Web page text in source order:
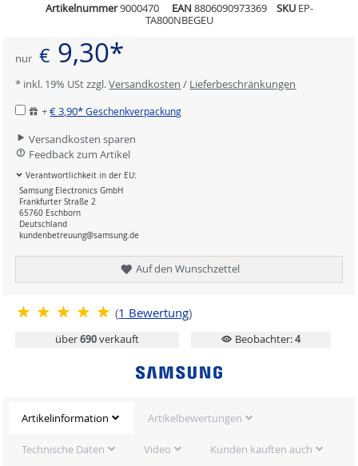
Artikelnummer9000470 EAN 8806090973369 SKU EP-
TA800NBEGEU
nur € 9,30*
* inkl. 19% USt zzgl.Versandkosten / Lieferbeschränkungen
+€ 3,90*Geschenkverpackung
Versandkosten sparen
Feedback zum Artikel
Verantwortlichkeit in der EU:
Samsung Electronics GmbH
Frankfurter Straße 2
65760 Eschborn
Deutschland
kundenbetreuung@samsung.de
Auf den Wunschzettel
(1 Bewertung)
über690verkauft Beobachter:4
Artikelinformation Artikelbewertungen
Technische Daten Video Kunden kauften auch